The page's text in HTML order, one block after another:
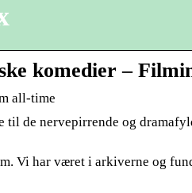
komedier –
all-time
de nervepirrende og
Vi har været i arkiverne og